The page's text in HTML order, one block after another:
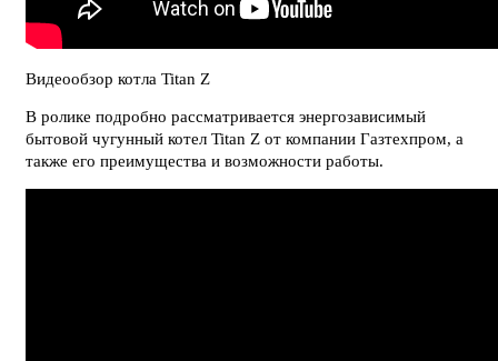
Видеообзор котла Titan Z
В ролике подробно рассматривается энергозависимый
бытовой чугунный котел Titan Z от компании Газтехпром, а
также его преимущества и возможности работы.